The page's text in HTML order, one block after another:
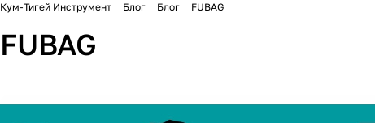
Кум-Тигей Инструмент Блог Блог FUBAG
FUBAG